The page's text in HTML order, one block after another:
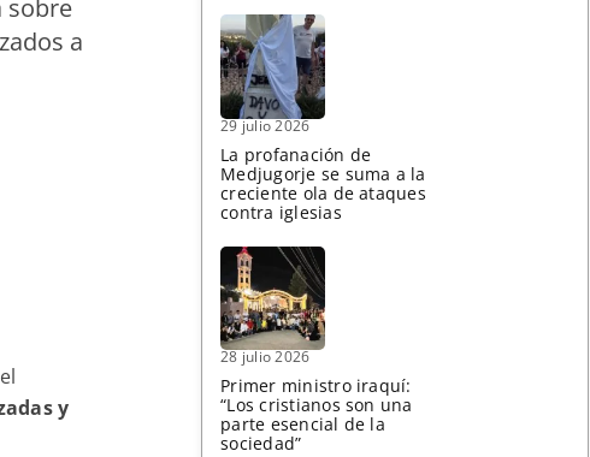
sobre
a
y
29 julio 2026
La profanación de
Medjugorje se suma a la
creciente ola de ataques
contra iglesias
28 julio 2026
Primer ministro iraquí:
“Los cristianos son una
parte esencial de la
sociedad”